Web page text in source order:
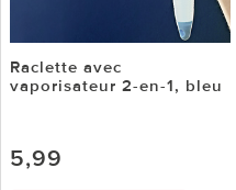
Raclette avec
vaporisateur 2-en-1, bleu
5,99